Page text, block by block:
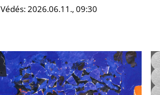
Védés: 2026.06.11., 09:30